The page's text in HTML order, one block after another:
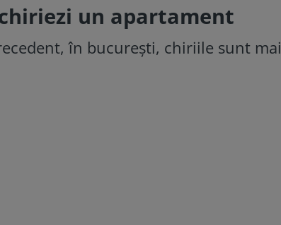
un apartament
în bucurești, chiriile sunt mai